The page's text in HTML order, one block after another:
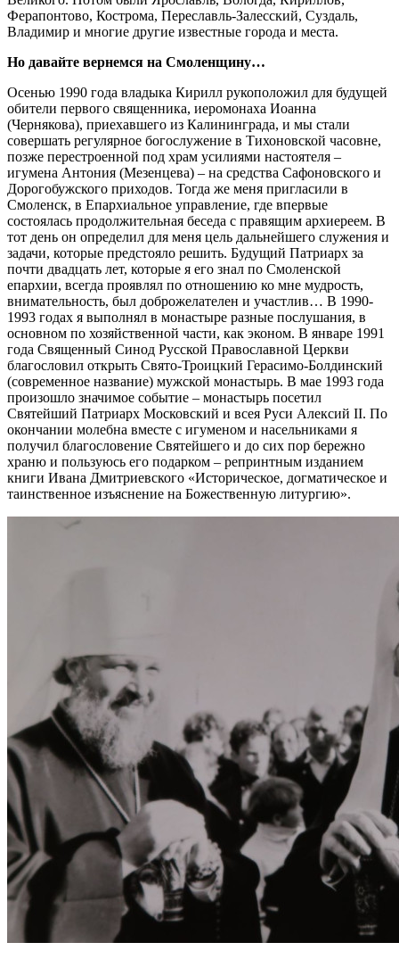
Ферапонтово, Кострома, Переславль-Залесский, Суздаль,
Владимир и многие другие известные города и места.
Но давайте вернемся на Смоленщину…
Осенью 1990 года владыка Кирилл рукоположил для будущей
обители первого священника, иеромонаха Иоанна
(Чернякова), приехавшего из Калининграда, и мы стали
совершать регулярное богослужение в Тихоновской часовне,
позже перестроенной под храм усилиями настоятеля –
игумена Антония (Мезенцева) – на средства Сафоновского и
Дорогобужского приходов. Тогда же меня пригласили в
Смоленск, в Епархиальное управление, где впервые
состоялась продолжительная беседа с правящим архиереем. В
тот день он определил для меня цель дальнейшего служения и
задачи, которые предстояло решить. Будущий Патриарх за
почти двадцать лет, которые я его знал по Смоленской
епархии, всегда проявлял по отношению ко мне мудрость,
внимательность, был доброжелателен и участлив… В 1990-
1993 годах я выполнял в монастыре разные послушания, в
основном по хозяйственной части, как эконом. В январе 1991
года Священный Синод Русской Православной Церкви
благословил открыть Свято-Троицкий Герасимо-Болдинский
(современное название) мужской монастырь. В мае 1993 года
произошло значимое событие – монастырь посетил
Святейший Патриарх Московский и всея Руси Алексий II. По
окончании молебна вместе с игуменом и насельниками я
получил благословение Святейшего и до сих пор бережно
храню и пользуюсь его подарком – репринтным изданием
книги Ивана Дмитриевского «Историческое, догматическое и
таинственное изъяснение на Божественную литургию».